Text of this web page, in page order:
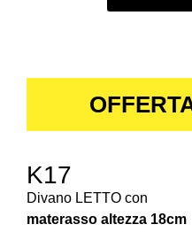
K17
Divano LETTO con
materasso altezza 18cm